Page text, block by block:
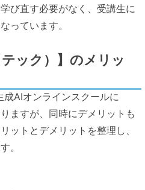
び直す必要がなく、受講生に
っています。
ック）】のメリッ
AIオンラインスクールに
ますが、同時にデメリットも
ットとデメリットを整理し、
。